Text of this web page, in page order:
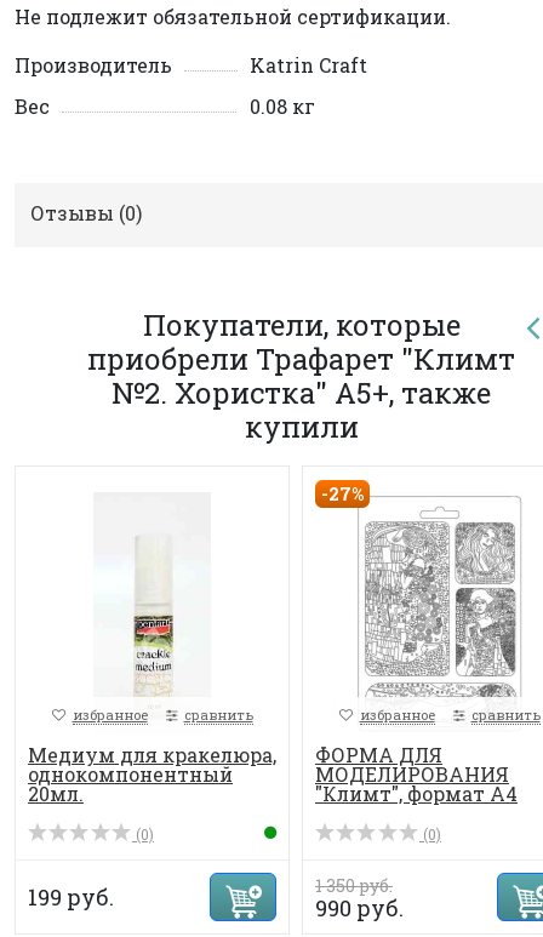
Не подлежит обязательной сертификации.
Производитель
Katrin Craft
Вес
0.08 кг
Отзывы (0)
Покупатели, которые
приобрели Трафарет "Климт
№2. Хористка" А5+, также
купили
избранное сравнить
Медиум для кракелюра,
однокомпонентный
20мл.
(0)
199 руб.
-27%
избранное сравнить
ФОРМА ДЛЯ
МОДЕЛИРОВАНИЯ
"Климт", формат А4
(0)
1 350 руб.
990 руб.